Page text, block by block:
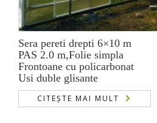
Sera pereti drepti 6×10 m
PAS 2.0 m,Folie simpla
Frontoane cu policarbonat
Usi duble glisante
CITEȘTE MAI MULT